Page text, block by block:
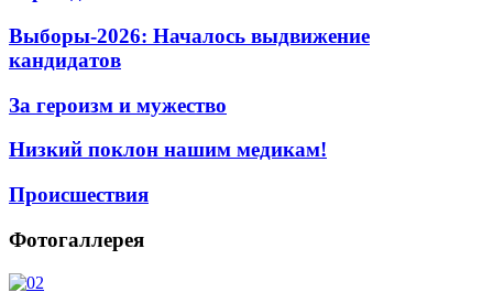
Выборы-2026: Началось выдвижение
кандидатов
За героизм и мужество
Низкий поклон нашим медикам!
Происшествия
Фотогаллерея